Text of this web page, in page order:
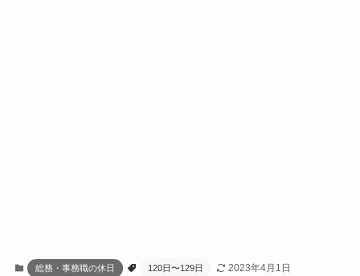
総務・事務職の休日 120日〜129日
2023年4月1日